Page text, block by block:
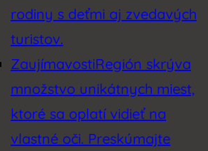
rodiny s deťmi aj zvedavých
turistov.
ZaujímavostiRegión skrýva
množstvo unikátnych miest,
ktoré sa oplatí vidieť na
vlastné oči. Preskúmajte